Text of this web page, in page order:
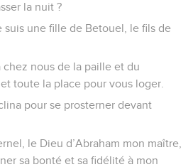
la nuit ?
une fille de Betouel, le fils de
chez nous de la paille et du
toute la place pour vous loger.
pour se prosterner devant
le Dieu d’Abraham mon maître,
sa bonté et sa fidélité à mon